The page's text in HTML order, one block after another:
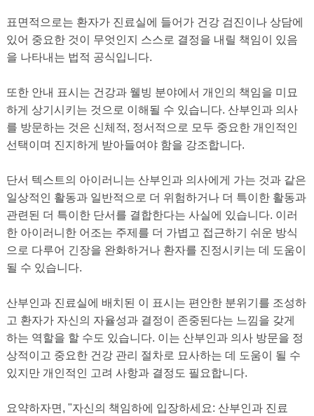
표면적으로는 환자가 진료실에 들어가 건강 검진이나 상담에
있어 중요한 것이 무엇인지 스스로 결정을 내릴 책임이 있음
을 나타내는 법적 공식입니다.
또한 안내 표시는 건강과 웰빙 분야에서 개인의 책임을 미묘
하게 상기시키는 것으로 이해될 수 있습니다. 산부인과 의사
를 방문하는 것은 신체적, 정서적으로 모두 중요한 개인적인
선택이며 진지하게 받아들여야 함을 강조합니다.
단서 텍스트의 아이러니는 산부인과 의사에게 가는 것과 같은
일상적인 활동과 일반적으로 더 위험하거나 더 특이한 활동과
관련된 더 특이한 단서를 결합한다는 사실에 있습니다. 이러
한 아이러니한 어조는 주제를 더 가볍고 접근하기 쉬운 방식
으로 다루어 긴장을 완화하거나 환자를 진정시키는 데 도움이
될 수 있습니다.
산부인과 진료실에 배치된 이 표시는 편안한 분위기를 조성하
고 환자가 자신의 자율성과 결정이 존중된다는 느낌을 갖게
하는 역할을 할 수도 있습니다. 이는 산부인과 의사 방문을 정
상적이고 중요한 건강 관리 절차로 묘사하는 데 도움이 될 수
있지만 개인적인 고려 사항과 결정도 필요합니다.
요약하자면, "자신의 책임하에 입장하세요: 산부인과 진료